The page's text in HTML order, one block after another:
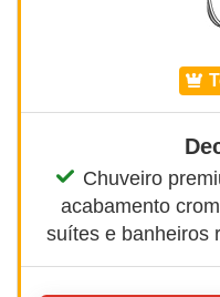
Chuveiro
acabamento
suítes e banheiros